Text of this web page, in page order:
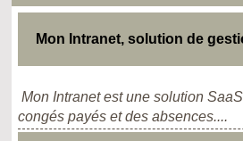
Mon Intranet, solution de
Mon Intranet est une solution
congés payés et des absences....